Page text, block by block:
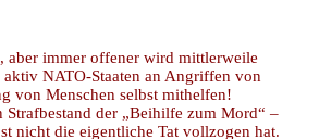
aber immer offener wird mittlerweile
NATO-Staaten an Angriffen von
von Menschen selbst mithelfen!
Strafbestand der „Beihilfe zum Mord“ –
nicht die eigentliche Tat vollzogen hat.